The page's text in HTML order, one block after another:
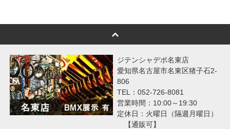
ジテンシャデポ名東店
愛知県名古屋市名東区猪子石2-
806
TEL：052-726-8081
営業時間：10:00～19:30
定休日：火曜日（隔週月曜日）
【通販可】